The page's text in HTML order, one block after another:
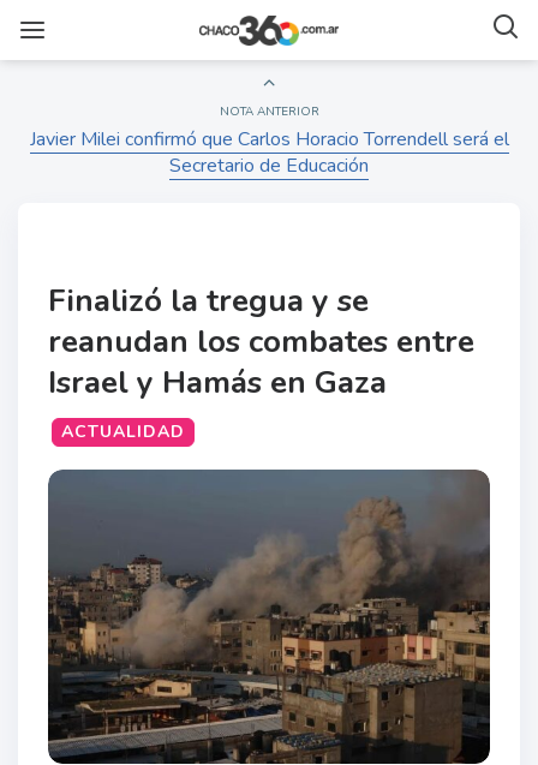
NOTA ANTERIOR
Javier Milei confirmó que Carlos Horacio Torrendell será el
Secretario de Educación
Finalizó la tregua y se
reanudan los combates entre
Israel y Hamás en Gaza
ACTUALIDAD